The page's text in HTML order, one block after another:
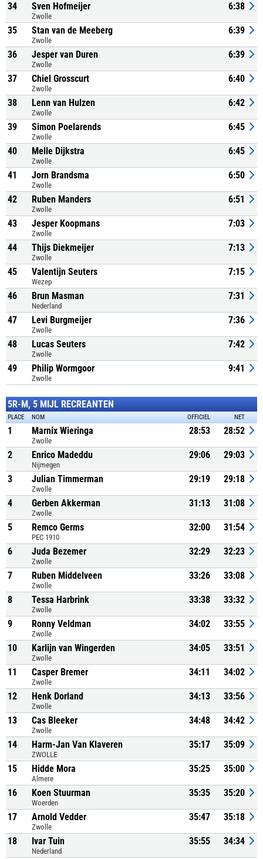
34 Sven Hofmeijer
Zwolle
6:38
35 Stan van de Meeberg
Zwolle
6:39
36 Jesper van Duren
Zwolle
6:39
37 Chiel Grosscurt
Zwolle
6:40
38 Lenn van Hulzen
Zwolle
6:42
39 Simon Poelarends
Zwolle
6:45
40 Melle Dijkstra
Zwolle
6:45
41 Jorn Brandsma
Zwolle
6:50
42 Ruben Manders
Zwolle
6:51
43 Jesper Koopmans
Zwolle
7:03
44 Thijs Diekmeijer
Zwolle
7:13
45 Valentijn Seuters
Wezep
7:15
46 Brun Masman
Nederland
7:31
47 Levi Burgmeijer
Zwolle
7:36
48 Lucas Seuters
Zwolle
7:42
49 Philip Wormgoor
Zwolle
9:41
5R-M, 5 MIJL RECREANTEN
PLACE NOM OFFICIEL NET
1 Marnix Wieringa
Zwolle
28:53 28:52
2 Enrico Madeddu
Nijmegen
29:06 29:03
3 Julian Timmerman
Zwolle
29:19 29:18
4 Gerben Akkerman
Zwolle
31:13 31:08
5 Remco Germs
PEC 1910
32:00 31:54
6 Juda Bezemer
Zwolle
32:29 32:23
7 Ruben Middelveen
Zwolle
33:26 33:08
8 Tessa Harbrink
Zwolle
33:38 33:32
9 Ronny Veldman
Zwolle
34:02 33:55
10 Karlijn van Wingerden
Zwolle
34:05 33:51
11 Casper Bremer
Zwolle
34:11 34:02
12 Henk Dorland
Zwolle
34:13 33:56
13 Cas Bleeker
Zwolle
34:48 34:42
14 Harm-Jan Van Klaveren
ZWOLLE
35:17 35:09
15 Hidde Mora
Almere
35:25 35:00
16 Koen Stuurman
Woerden
35:35 35:20
17 Arnold Vedder
Zwolle
35:47 35:18
18 Ivar Tuin
Nederland
35:55 34:34